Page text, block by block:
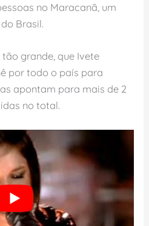
no Maracanã, um
Brasil.
grande, que Ivete
por todo o país para
apontam para mais de 2
no total.